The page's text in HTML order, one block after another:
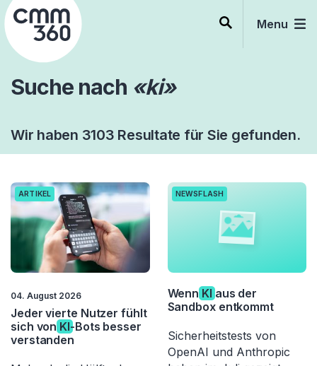
Skip
to
content
Menu
Suche nach «ki»
Wir haben 3103 Resultate für Sie gefunden.
ARTIKEL
04. August 2026
Jeder vierte Nutzer fühlt
sich von KI-Bots besser
verstanden
NEWSFLASH
Wenn KI aus der
Sandbox entkommt
Sicherheitstests von
OpenAI und Anthropic